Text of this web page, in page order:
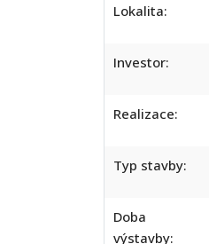
Lokalita:
Investor:
Realizace:
Typ stavby:
Doba
výstavby: